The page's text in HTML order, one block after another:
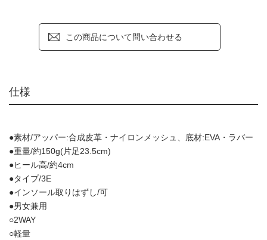
この商品について問い合わせる
仕様
●素材/アッパー:合成皮革・ナイロンメッシュ、底材:EVA・ラバー
●重量/約150g(片足23.5cm)
●ヒール高/約4cm
●タイプ/3E
●インソール取りはずし/可
●男女兼用
○2WAY
○軽量